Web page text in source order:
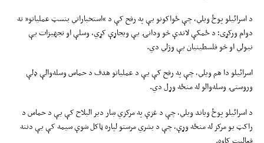
د اسرائیلو پوځ ویلي، چې ځواکونو یې په رفح کې د “استخباراتي بنسټ عملیاتو” ته
دوام ورکړی؛ د ځمکې لاندې څو ودانۍ یې ویجاړې کړي، وسلې او تجهیزات یې
نیولي او څو فلسطینیان یې وژلي دي.
اسرائیلو دا هم ویلي، چې په رفح کې یې د عملیاتو هدف د حماس وسله‌والې ډلې
وروستۍ وسله‌والو له منځه وړل دي.
د اسرائیلو پوځ ویاند ویلي، چې د غزې په مرکزي ښار دیر البلاح کې یې د حماس د
راکټ یو مرکز له منځه وړې، چې د بشري مرستو لپاره ټاکل شوې سیمه کې یې دننه
فعالیت کاوه.